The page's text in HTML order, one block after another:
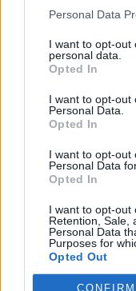
Personal Data
I want to opt-out
personal data.
Opted In
I want to opt-out
Personal Data.
Opted In
I want to opt-out
Personal Data
Opted In
I want to opt-out
Retention, Sale,
Personal Data
Purposes for
Opted Out
CONFIRM
Viskonsino
Žinios | Pasaulis
Po tragiškos vaiko
perspėjimas
Žinios | Lietuvos
Sekmadienį per
berniukas
Žinios | Lietuvos diena